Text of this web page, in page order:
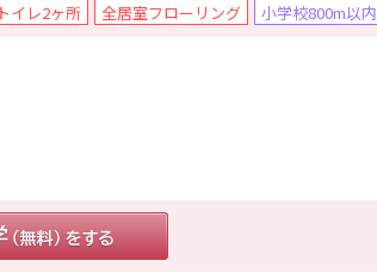
トイレ2ヶ所 全居室フローリング 小学校800m以内